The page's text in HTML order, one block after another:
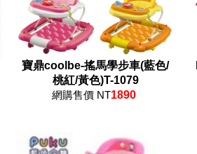
寶鼎coolbe-搖馬學步車(藍色/
桃紅/黃色)T-1079
網購售價 NT1890